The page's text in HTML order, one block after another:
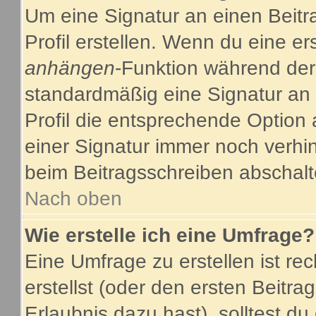
Um eine Signatur an einen
Profil erstellen. Wenn du eine
anhängen-Funktion während
standardmäßig eine Signatur
Profil die entsprechende
einer Signatur immer noch
beim Beitragsschreiben
Nach oben
Wie erstelle ich eine Umfrage?
Eine Umfrage zu erstellen ist
erstellst (oder den ersten